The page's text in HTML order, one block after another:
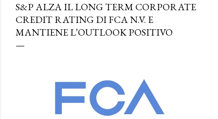
S&P ALZA IL LONG TERM CORPORATE
CREDIT RATING DI FCA N.V. E
MANTIENE L’OUTLOOK POSITIVO